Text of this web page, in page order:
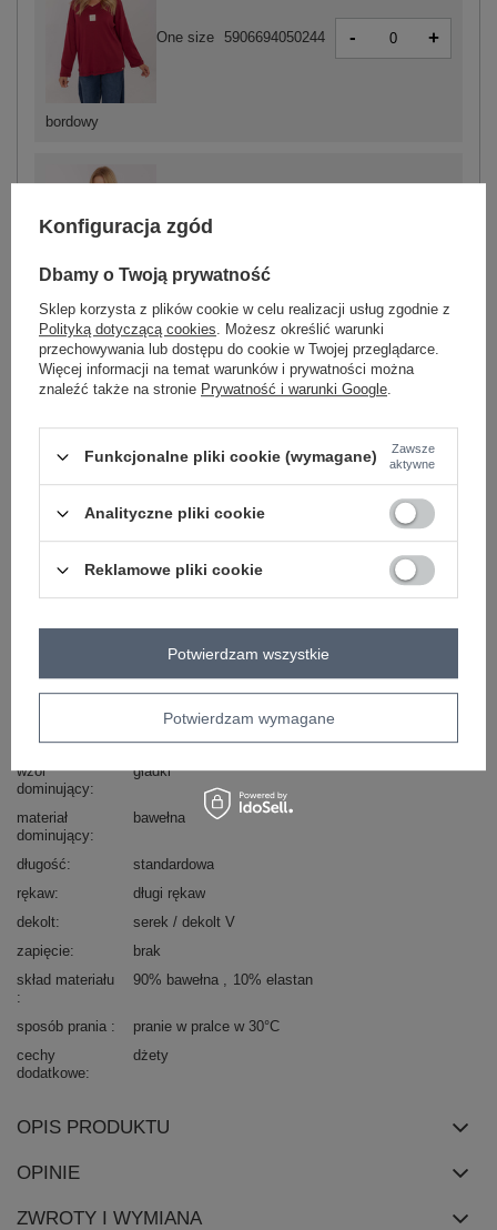
bordowy
One size 5906694050244 - +
jasny niebieski
Zadzwoń +48 601 547 740
sposób prania : pranie w pralce w 30°C
Kod produktu
RV-BZ-A852.51
RELEVANCE
typ produktu
bluzka codzienna
casual
okazja
codzienne
wzór
dominujący
gładki
materiał
dominujący
bawełna
długość
standardowa
rękaw
długi rękaw
dekolt
serek / dekolt V
zapięcie
brak
skład materiału
90% bawełna 10% elastan
sposób prania
pranie w pralce w 30°C
cechy
dodatkowe
dżety
OPIS PRODUKTU
OPINIE
ZWROTY I WYMIANA
Konfiguracja zgód
Dbamy o Twoją prywatność
Sklep korzysta z plików cookie w celu realizacji usług zgodnie z
Polityką dotyczącą cookies. Możesz określić warunki
przechowywania lub dostępu do cookie w Twojej przeglądarce.
Więcej informacji na temat warunków i prywatności można
znaleźć także na stronie Prywatność i warunki Google.
Funkcjonalne pliki cookie (wymagane)
Zawsze
aktywne
Analityczne pliki cookie
Reklamowe pliki cookie
Potwierdzam wymagane
Potwierdzam wszystkie